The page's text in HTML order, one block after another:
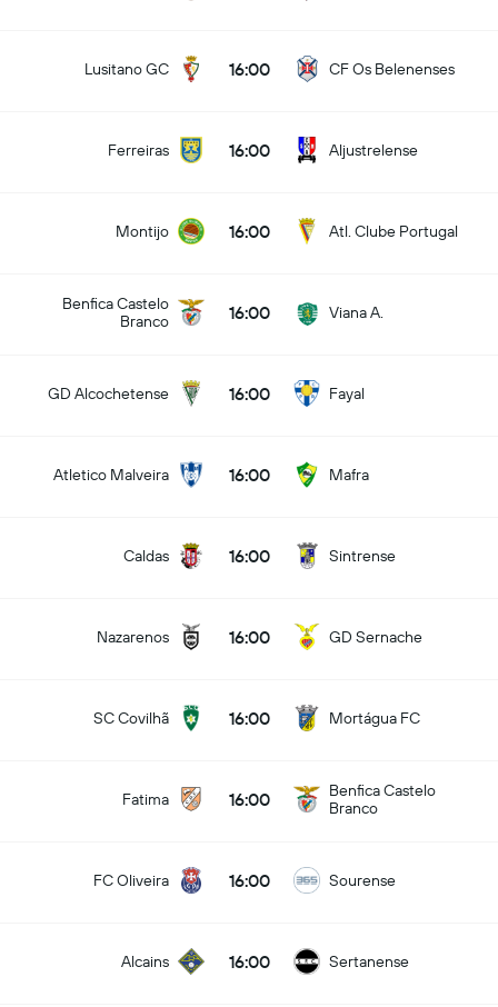
Lusitano GC 16:00 CF Os Belenenses
Ferreiras 16:00 Aljustrelense
Montijo 16:00 Atl. Clube Portugal
Benfica Castelo
Branco
16:00 Viana A.
GD Alcochetense 16:00 Fayal
Atletico Malveira 16:00 Mafra
Caldas 16:00 Sintrense
Nazarenos 16:00 GD Sernache
SC Covilhã 16:00 Mortágua FC
Fatima 16:00
Benfica Castelo
Branco
FC Oliveira 16:00 Sourense
Alcains 16:00 Sertanense